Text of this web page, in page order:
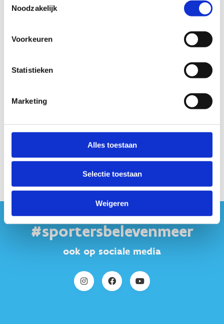
Noodzakelijk
Voorkeuren
Statistieken
Marketing
Alles toestaan
Selectie toestaan
Weigeren
#sportersbelevenmeer
ook op sociale media